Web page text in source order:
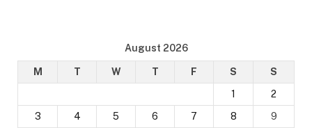
August 2026
M T W T F S
S
1
2
3
4 5 6 7 8
9